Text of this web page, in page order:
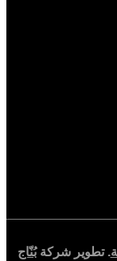
. تطوير شركةبُنّاج